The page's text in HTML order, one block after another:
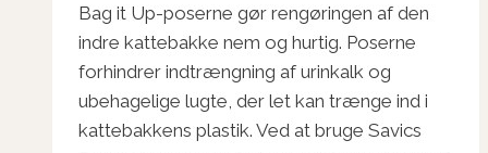
Bag it Up-poserne gør rengøringen af den
indre kattebakke nem og hurtig. Poserne
forhindrer indtrængning af urinkalk og
ubehagelige lugte, der let kan trænge ind i
kattebakkens plastik. Ved at bruge Savics